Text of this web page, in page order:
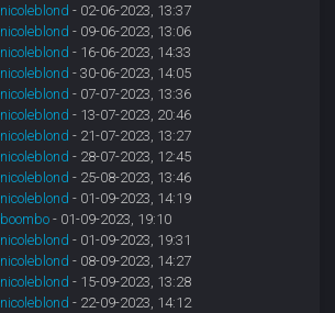
nicoleblond - 02-06-2023, 13:37
nicoleblond - 09-06-2023, 13:06
nicoleblond - 16-06-2023, 14:33
nicoleblond - 30-06-2023, 14:05
nicoleblond - 07-07-2023, 13:36
nicoleblond - 13-07-2023, 20:46
nicoleblond - 21-07-2023, 13:27
nicoleblond - 28-07-2023, 12:45
nicoleblond - 25-08-2023, 13:46
nicoleblond - 01-09-2023, 14:19
boombo - 01-09-2023, 19:10
nicoleblond - 01-09-2023, 19:31
nicoleblond - 08-09-2023, 14:27
nicoleblond - 15-09-2023, 13:28
nicoleblond - 22-09-2023, 14:12